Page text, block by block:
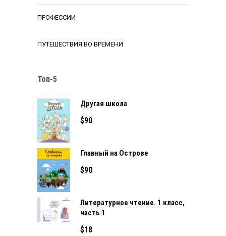
ПРОФЕССИИ
ПУТЕШЕСТВИЯ ВО ВРЕМЕНИ
Топ-5
Другая школа
$90
Главный на Острове
$90
Литературное чтение. 1 класс,
часть 1
$18